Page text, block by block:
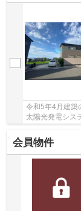
令和5年4月建築
太陽光発電シス
浴室暖房乾燥機
会員物件